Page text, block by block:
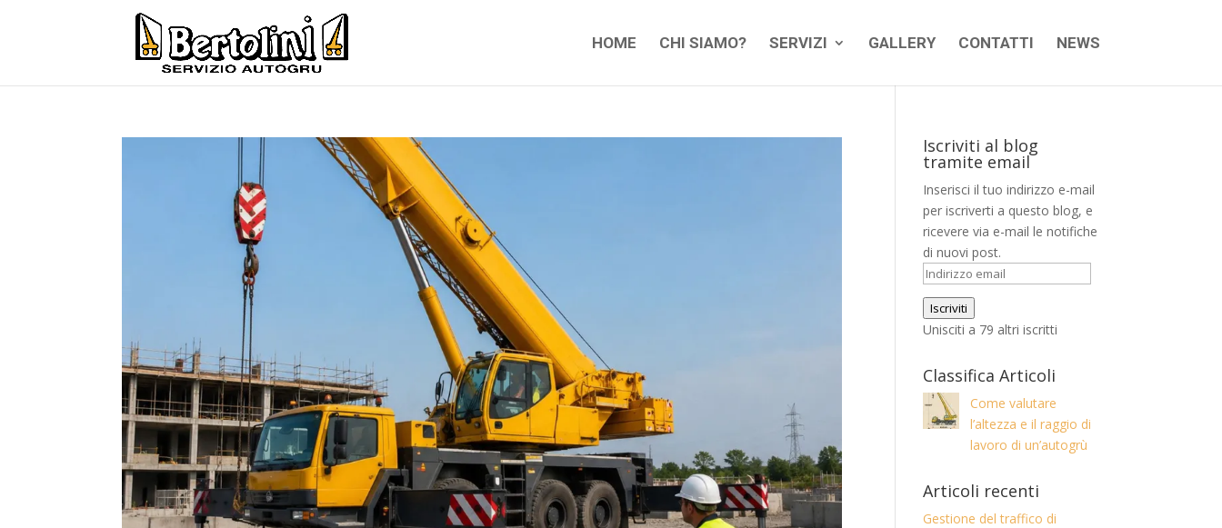
HOME CHI SIAMO? SERVIZI GALLERY CONTATTI NEWS
Iscriviti al blog
tramite email
Inserisci il tuo indirizzo e-mail
per iscriverti a questo blog, e
ricevere via e-mail le notifiche
di nuovi post.
Indirizzo
email
Iscriviti
Unisciti a 79 altri iscritti
Classifica Articoli
Come valutare
l’altezza e il raggio di
lavoro di un’autogrù
Articoli recenti
Gestione del traffico di